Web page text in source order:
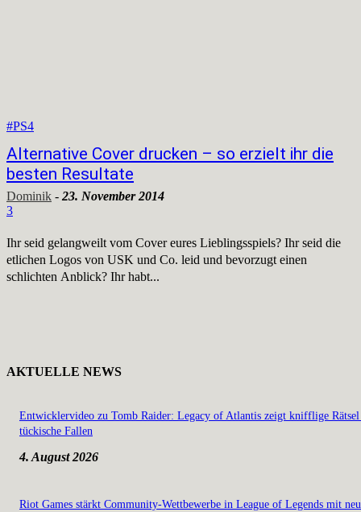
#PS4
Alternative Cover drucken – so erzielt ihr die
besten Resultate
Dominik - 23. November 2014
3
Ihr seid gelangweilt vom Cover eures Lieblingsspiels? Ihr seid die
etlichen Logos von USK und Co. leid und bevorzugt einen
schlichten Anblick? Ihr habt...
AKTUELLE NEWS
Entwicklervideo zu Tomb Raider: Legacy of Atlantis zeigt knifflige Rätsel
tückische Fallen
4. August 2026
Riot Games stärkt Community-Wettbewerbe in League of Legends mit